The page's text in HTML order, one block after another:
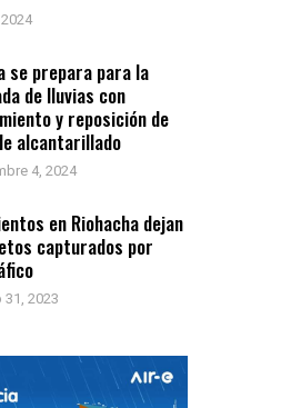
se prepara para la
de lluvias con
y reposición de
alcantarillado
4, 2024
en Riohacha dejan
capturados por
2023